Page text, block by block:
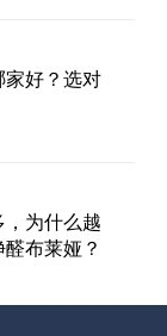
骤
好？选对
为什么越
布莱娅？